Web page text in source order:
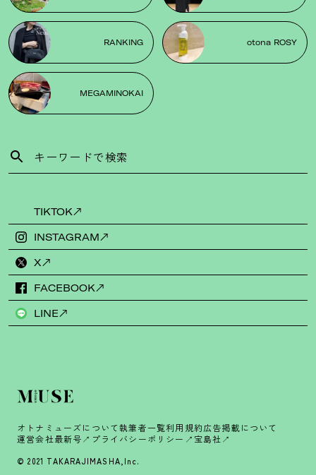
RANKING otona ROSY
MEGAMINOKAI
TIKTOK
INSTAGRAM
X
FACEBOOK
LINE
オトナミューズについて執筆者一覧利用規約広告掲載について
運営会社最新号 プライバシーポリシー 宝島社
© 2021 TAKARAJIMASHA,Inc.